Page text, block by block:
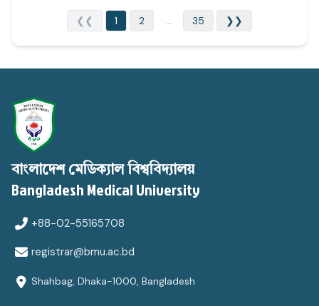
❮❮ 1 2 ... 35 ❯❯
বাংলাদেশ মেডিক্যাল বিশ্ববিদ্যালয়
Bangladesh Medical University
+88-02-55165708
registrar@bmu.ac.bd
Shahbag, Dhaka-1000, Bangladesh